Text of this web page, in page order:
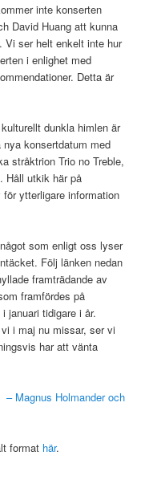
inte konserten
David Huang att kunna
Vi ser helt enkelt inte hur
i enlighet med
Detta är
dunkla himlen är
konsertdatum med
stråktrion Trio no Treble,
Håll utkik här på
ytterligare information
som enligt oss lyser
Följ länken nedan
framträdande av
framfördes på
januari tidigare i år.
i maj nu missar, ser vi
har att vänta
– Magnus Holmander och
format här.